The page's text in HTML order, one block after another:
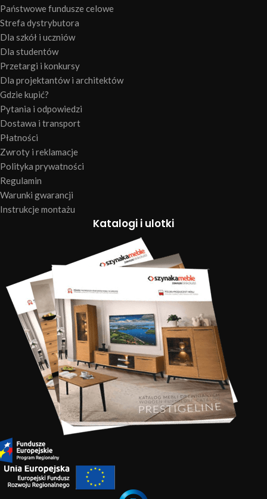
Państwowe fundusze celowe
Strefa dystrybutora
Dla szkół i uczniów
Dla studentów
Przetargi i konkursy
Dla projektantów i architektów
Gdzie kupić?
Pytania i odpowiedzi
Dostawa i transport
Płatności
Zwroty i reklamacje
Polityka prywatności
Regulamin
Warunki gwarancji
Instrukcje montażu
Katalogi i ulotki